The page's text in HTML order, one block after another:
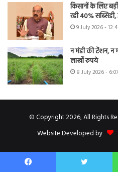
किसानों के लिए
रही 40%
9 July 2026 -
न मंडी की टेंशन, न
लाखों रुपये
8 July 2026 -
© Copyright 2026, All Rights
Website Developed by